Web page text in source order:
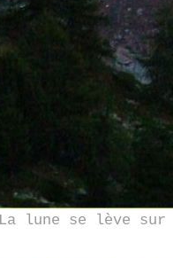
lune se lève sur